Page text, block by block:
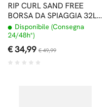
RIP CURL SAND FREE
BORSA DA SPIAGGIA 32L
STANDARD BLACK
Disponibile (Consegna
24/48h*)
€ 34,99 € 49,99